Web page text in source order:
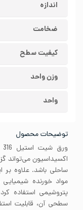
اندازه
ضخامت
کیفیت سطح
وزن واحد
واحد
توضیحات محصول
اکسیداسیون می‌تواند
ساحلی باشد. علاوه بر
مواد خورنده
سطحی آن، قابلیت